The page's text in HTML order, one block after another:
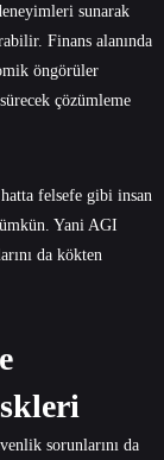
sunarak
Finans alanında
öngörüler
çözümleme
felsefe gibi insan
Yani AGI
da kökten
sorunlarını da